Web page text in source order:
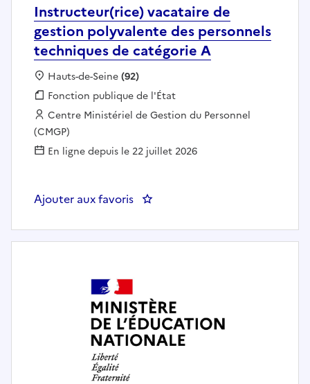
Instructeur(rice) vacataire de
gestion polyvalente des personnels
techniques de catégorie A
Localisation :
Hauts-de-Seine(92)
Fonction publique :
Fonction publique de l'État
Employeur :
Centre Ministériel de Gestion du Personnel
(CMGP)
En ligne depuis le 22 juillet 2026
Ajouter aux favoris : Instructeur(rice) vacataire de